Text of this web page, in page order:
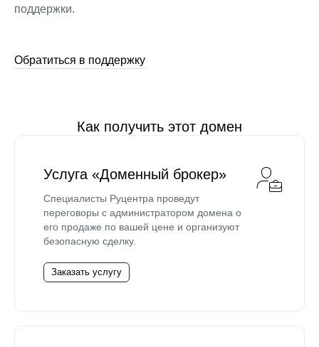
поддержки.
Обратиться в поддержку
Как получить этот домен
Услуга «Доменный брокер»
Специалисты Руцентра проведут
переговоры с администратором домена о
его продаже по вашей цене и организуют
безопасную сделку.
Заказать услугу